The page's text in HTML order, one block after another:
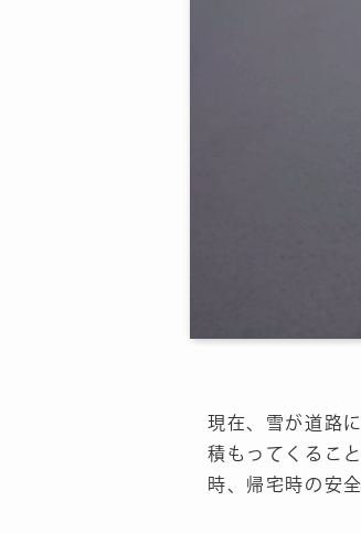
現在、雪が道路
積もってくるこ
時、帰宅時の安